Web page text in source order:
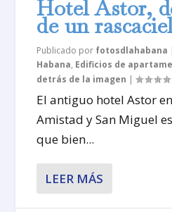
Hotel Astor,
de un
Publicado por fotosdlahabana
Habana, Edificios de
detrás de la imagen |
El antiguo hotel Astor
Amistad y San Miguel
que bien...
LEER MÁS